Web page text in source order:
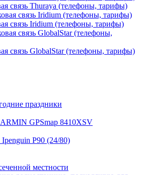
связь Thuraya (телефоны, тарифы)
связь Iridium (телефоны, тарифы)
связь GlobalStar (телефоны, тарифы)
праздники
GPSmap 8410XSV
P90 (24/80)
местности